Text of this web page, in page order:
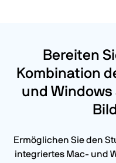
Bereiten
Kombination
und
Ermöglichen Sie den
integriertes Mac- und